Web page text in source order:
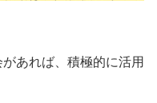
あれば、積極的に活用